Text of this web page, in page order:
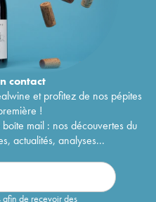
contact
et profitez de nos pépites
!
mail : nos découvertes du
actualités, analyses...
de recevoir des